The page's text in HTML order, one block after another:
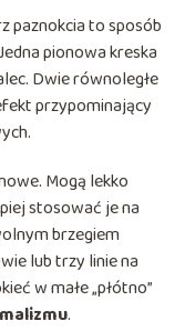
paznokcia to sposób
pionowa kreska
Dwie równoległe
przypominający
Mogą lekko
stosować je na
brzegiem
lub trzy linie na
w małe „płótno”
.